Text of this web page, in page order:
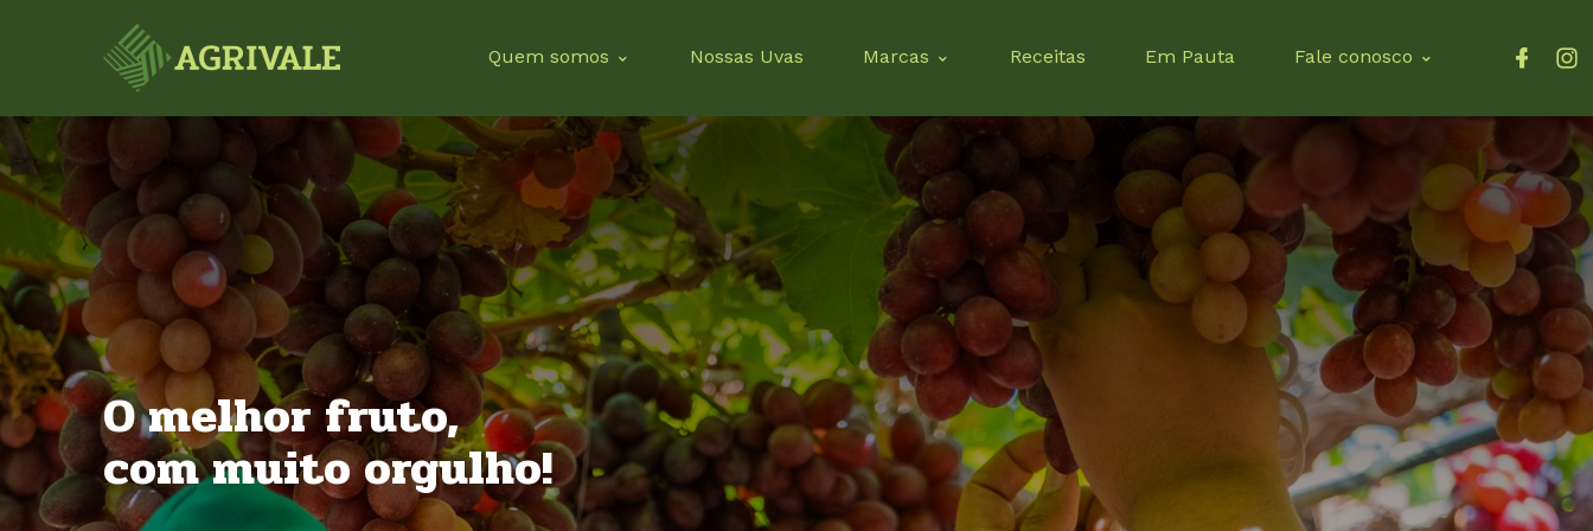
Quem somos Nossas Uvas Marcas Receitas Em Pauta Fale conosco
O melhor fruto,
com muito orgulho!